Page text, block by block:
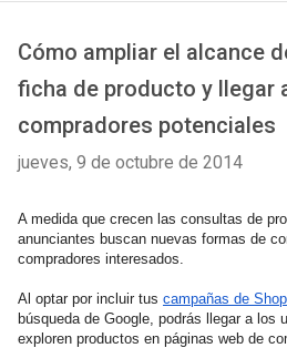
Cómo ampliar el alcance
ficha de producto y llegar
compradores potenciales
jueves, 9 de octubre de 2014
A medida que crecen las consultas de
anunciantes buscan nuevas formas de
compradores interesados.
Al optar por incluir tus campañas de
búsqueda de Google, podrás llegar a los
exploren productos en páginas web de